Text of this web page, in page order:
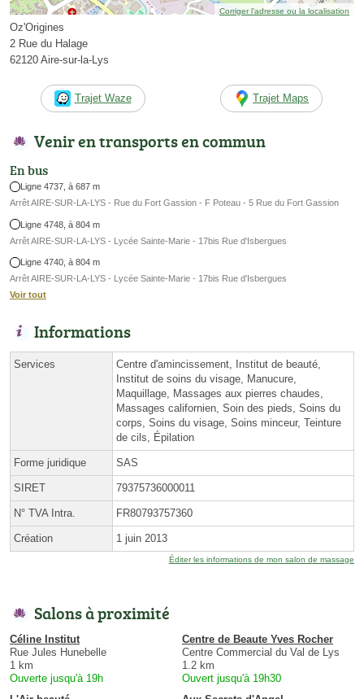
Corriger l’adresse ou la localisation
Oz'Origines
2 Rue du Halage
62120 Aire-sur-la-Lys
Trajet Waze Trajet Maps
Venir en transports en commun
En bus
Ligne 4737, à 687 m
Arrêt AIRE-SUR-LA-LYS - Rue du Fort Gassion - F Poteau - 5 Rue du Fort Gassion
Ligne 4748, à 804 m
Arrêt AIRE-SUR-LA-LYS - Lycée Sainte-Marie - 17bis Rue d'Isbergues
Ligne 4740, à 804 m
Arrêt AIRE-SUR-LA-LYS - Lycée Sainte-Marie - 17bis Rue d'Isbergues
Voir tout
Informations
Services
Centre d'amincissement, Institut de beauté,
Institut de soins du visage, Manucure,
Maquillage, Massages aux pierres chaudes,
Massages californien, Soin des pieds, Soins du
corps, Soins du visage, Soins minceur, Teinture
de cils, Épilation
Forme juridique SAS
SIRET 79375736000011
N° TVA Intra. FR80793757360
Création 1 juin 2013
Éditer les informations de mon salon de massage
Salons à proximité
Céline Institut
Rue Jules Hunebelle
1 km
Ouverte jusqu'à 19h
Centre de Beaute Yves Rocher
Centre Commercial du Val de Lys
1.2 km
Ouvert jusqu'à 19h30